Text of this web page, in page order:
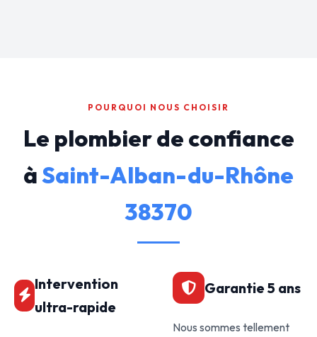
POURQUOI NOUS CHOISIR
Le plombier de confiance
àSaint-Alban-du-Rhône
38370
Intervention
ultra-rapide
Garantie 5 ans
Nous sommes tellement